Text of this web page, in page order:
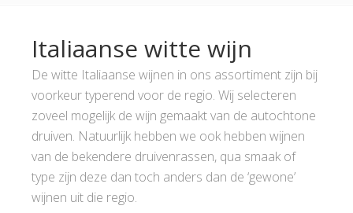
Italiaanse witte wijn
De witte Italiaanse wijnen in ons assortiment zijn bij
voorkeur typerend voor de regio. Wij selecteren
zoveel mogelijk de wijn gemaakt van de autochtone
druiven. Natuurlijk hebben we ook hebben wijnen
van de bekendere druivenrassen, qua smaak of
type zijn deze dan toch anders dan de ‘gewone’
wijnen uit die regio.